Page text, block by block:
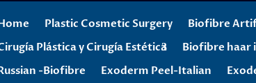
Plastic Cosmetic Surgery Biofibre
Plástica y Cirugía Estética
Biofibre haar
-Biofibre
Exoderm Peel-Italian